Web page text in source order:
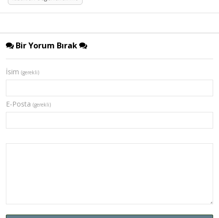
Bir Yorum Bırak
İsim (gerekli)
E-Posta (gerekli)